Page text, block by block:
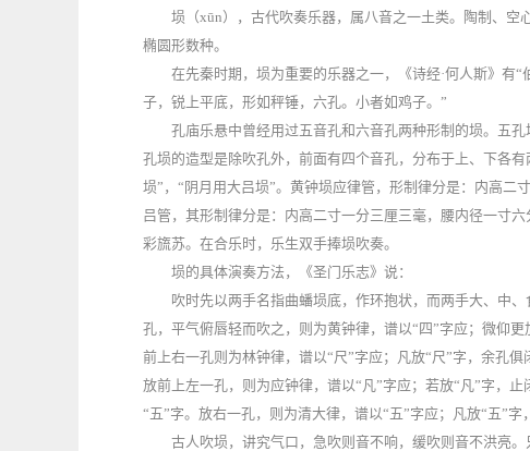
埙（xūn），古代吹奏乐器，属八音之一土类。陶制、空
椭圆形数种。
在先秦时期，埙为重要的乐器之一，《诗经·何人斯》有
子，锐上平底，形如秤锤，六孔。小者如鸡子。”
孔庙乐悬中曾经用过五音孔和六音孔两种形制的埙。五
孔埙的造型是除吹孔外，前面有四个音孔，分布于上、下各
埙”，“阴月用大吕埙”。黄钟埙应律管，形制律分是：内高
吕管，其形制律分是：内高二寸一分三厘三毫，腰内径一寸
彩旒苏。在合乐时，乐生双手捧埙吹奏。
埙的具体演奏方法，《圣门乐志》说：
吹时先以两手名指曲蟠埙底，作环抱状，而两手大、中
孔，平气俯唇轻而吹之，则为黄钟律，谱以“四”字应；微仰
前上右一孔则为林钟律，谱以“尺”字应；凡放“尺”字，余孔
放前上左一孔，则为应钟律，谱以“凡”字应；若放“凡”字，
“五”字。放右一孔，则为清大律，谱以“五”字应；凡放“五”
古人吹埙，讲究气口，急吹则音不响，缓吹则音不洪亮。